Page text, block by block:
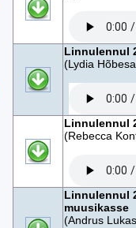
Linnulennul
(Lydia
Linnulennul
(Rebecca
Linnulennul
muusikasse
(Andrus